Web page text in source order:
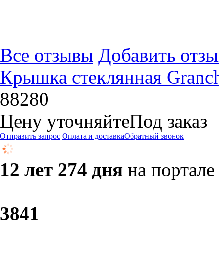
Все отзывы Добавить
Крышка стеклянная
88280
Цену уточняйтеПод заказ
Отправить запрос Оплата и доставкаОбратный звонок
12 лет 274 дня на портале
3841